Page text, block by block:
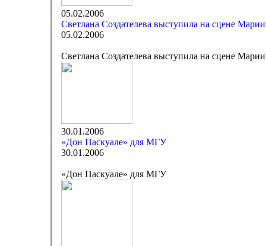
05.02.2006
Светлана Создателева выступила на сцене
05.02.2006
Светлана Создателева выступила на сцене
30.01.2006
«Дон Паскуале» для МГУ
30.01.2006
«Дон Паскуале» для МГУ